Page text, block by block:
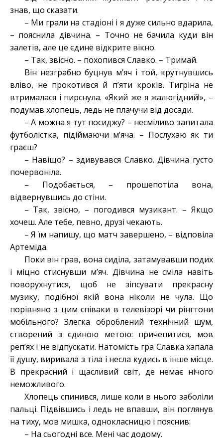
знав, що сказати.
– Ми грали на стадіоні і я дуже сильно вдарила,
– пояснила дівчина. – Точно не бачила куди він
залетів, але це єдине відкрите вікно.
– Так, звісно. – похопився Славко. – Тримай.
Він незграбно буцнув м’яч і той, крутнувшись
вліво, не прокотився й п’яти кроків. Тигріна не
втрималася і пирснула. «Який же я жалюгідний!», –
подумав хлопець, ледь не плачучи від досади.
– А можна я тут посиджу? – несміливо запитала
футболістка, підіймаючи м’яча. – Послухаю як ти
граєш?
– Навіщо? – здивувався Славко. Дівчина густо
почервоніла.
– Подобається, – прошепотіла вона,
відвернувшись до стіни.
– Так, звісно, – погодився музикант. – Якщо
хочеш. Але тебе, певно, друзі чекають.
– Я їм напишу, що матч завершено, – відповіла
Артеміда.
Поки він грав, вона сиділа, затамувавши подих
і міцно стиснувши м’яч. Дівчина не сміла навіть
поворухнутися, щоб не зіпсувати прекрасну
музику, подібної якій вона ніколи не чула. Що
порівняно з цим співаки в телевізорі чи рінгтони
мобільного? Злегка оброблений технічний шум,
створений з єдиною метою: причепитися, мов
реп’ях і не відпускати. Натомість гра Славка хапала
її душу, виривала з тіла і несла кудись в інше місце.
В прекрасний і щасливий світ, де немає нічого
неможливого.
Хлопець спинився, лише коли в нього заболіли
пальці. Підвівшись і ледь не впавши, він поглянув
на тиху, мов мишка, однокласницю і пояснив:
– На сьогодні все. Мені час додому.